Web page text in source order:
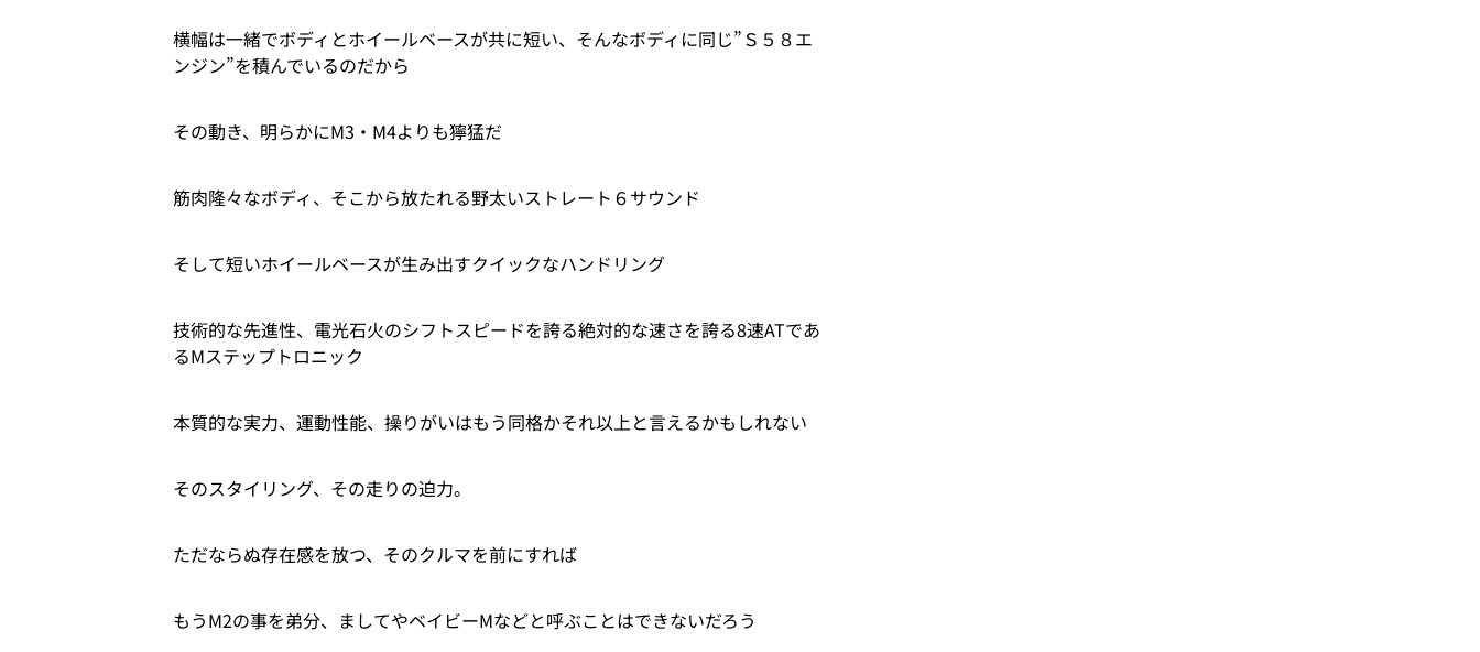
横幅は一緒でボディとホイールベースが共に短い、そんなボディに同じ”Ｓ５８エ
ンジン”を積んでいるのだから
その動き、明らかにM3・M4よりも獰猛だ
筋肉隆々なボディ、そこから放たれる野太いストレート６サウンド
そして短いホイールベースが生み出すクイックなハンドリング
技術的な先進性、電光石火のシフトスピードを誇る絶対的な速さを誇る8速ATであ
るMステップトロニック
本質的な実力、運動性能、操りがいはもう同格かそれ以上と言えるかもしれない
そのスタイリング、その走りの迫力。
ただならぬ存在感を放つ、そのクルマを前にすれば
もうM2の事を弟分、ましてやベイビーMなどと呼ぶことはできないだろう